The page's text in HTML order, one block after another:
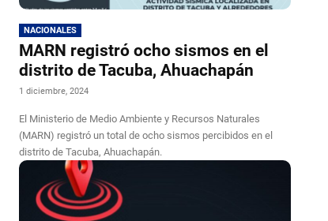
NACIONALES
MARN registró ocho sismos en el
distrito de Tacuba, Ahuachapán
1 diciembre, 2024
El Ministerio de Medio Ambiente y Recursos Naturales
(MARN) registró un total de ocho sismos percibidos en el
distrito de Tacuba, Ahuachapán.